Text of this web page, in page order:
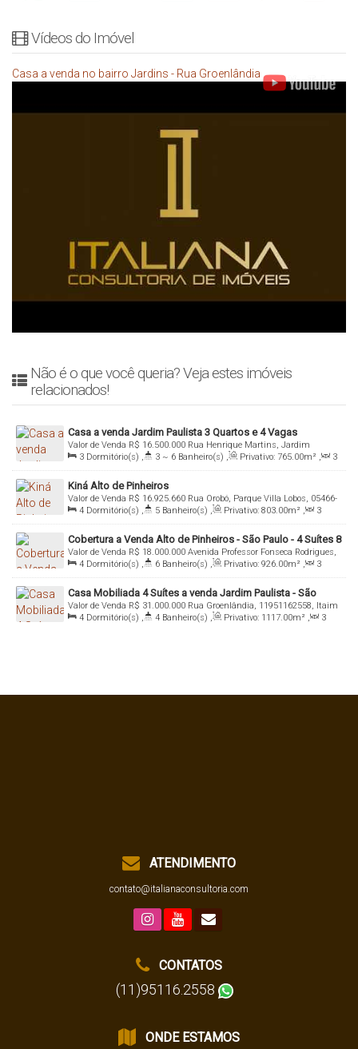
Vídeos do Imóvel
Casa a venda no bairro Jardins - Rua Groenlândia
Não é o que você queria? Veja estes imóveis
relacionados!
Casa a venda Jardim Paulista 3 Quartos e 4 Vagas
R$ 16.500.000
Valor de Venda
Rua Henrique Martins, Jardim
América, 04504-000, Jardim Paulista , São Paulo, São Paulo, Brasil
3 Dormitório(s) , 3 ~ 6 Banheiro(s) , Privativo: 765.00m² ,
3
Sala(s) , 2 Suíte(s) , Total: 765.00m² , 4 Vaga(s) ,
Útil:
723.00m²
Kiná Alto de Pinheiros
R$ 16.925.660
Valor de Venda
Rua Orobó, Parque Villa Lobos, 05466-
030, Alto de Pinheiros, São Paulo, São Paulo, Brasil
4 Dormitório(s) , 5 Banheiro(s) , Privativo: 803.00m² ,
3
Sala(s) , 4 Suíte(s) , Total: 803.00m² , 4 Vaga(s) ,
Útil:
803.00~ 980.00m²
Cobertura a Venda Alto de Pinheiros - São Paulo - 4 Suítes 8
Vagas - Bothanica
R$ 18.000.000
Valor de Venda
Avenida Professor Fonseca Rodrigues,
0000, Avenida Faria Lima, 05461-010, Alto de Pinheiros, São Paulo,
São Paulo, Brasil
4 Dormitório(s) , 6 Banheiro(s) , Privativo: 926.00m² ,
3
Sala(s) , 4 Suíte(s) , Total: 926.00m² , 8 Vaga(s) ,
Útil:
926.00 m²
Casa Mobiliada 4 Suítes a venda Jardim Paulista - São
Paulo - SP.
R$ 31.000.000
Valor de Venda
Rua Groenlândia, 11951162558, Itaim
Bibi, 01434-100, Jardins, São Paulo, São Paulo, Brasil
4 Dormitório(s) , 4 Banheiro(s) , Privativo: 1117.00m² ,
3
ATENDIMENTO
contato@italianaconsultoria.com
CONTATOS
(11)95116.2558
ONDE ESTAMOS